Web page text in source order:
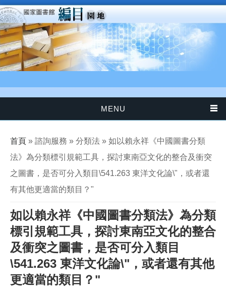
移至主內容
MENU
您在這裡
首頁 » 諮詢服務 » 分類法 » 如以賴永祥《中國圖書分類
法》為分類標引規範工具，探討東南亞文化的整合及衝突
之圖書，是否可分入類目\541.263 東洋文化論\"，或者還
有其他更適當的類目？"
如以賴永祥《中國圖書分類法》為分類
標引規範工具，探討東南亞文化的整合
及衝突之圖書，是否可分入類目
\541.263 東洋文化論\"，或者還有其他
更適當的類目？"